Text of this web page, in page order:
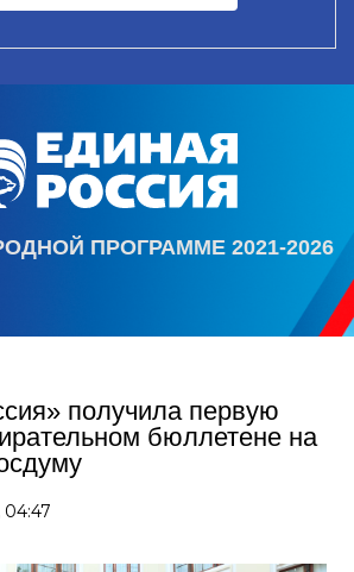
ПРОГРАММЕ 2021-2026
получила первую
бюллетене на
04:47